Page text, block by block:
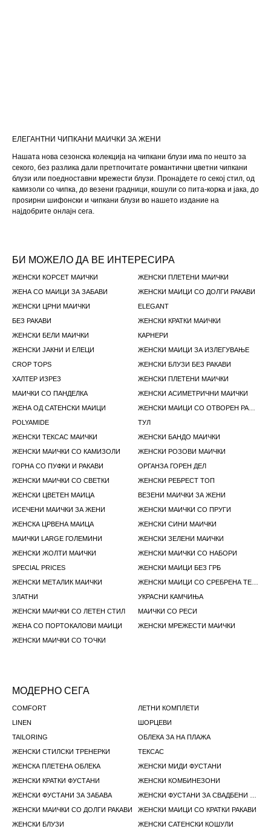
ЕЛЕГАНТНИ ЧИПКАНИ МАИЧКИ ЗА ЖЕНИ
Нашата нова сезонска колекција на чипкани блузи има по нешто за
секого, без разлика дали претпочитате романтични цветни чипкани
блузи или поедноставни мрежести блузи. Пронајдете го секој стил, од
камизоли со чипка, до везени градници, кошули со пита-корка и јака, до
проѕирни шифонски и чипкани блузи во нашето издание на
најдобрите онлајн сега.
БИ МОЖЕЛО ДА ВЕ ИНТЕРЕСИРА
ЖЕНСКИ КОРСЕТ МАИЧКИ
ЖЕНСКИ ПЛЕТЕНИ МАИЧКИ
ЖЕНА СО МАИЦИ ЗА ЗАБАВИ
ЖЕНСКИ МАИЦИ СО ДОЛГИ РАКАВИ
ЖЕНСКИ ЦРНИ МАИЧКИ
ELEGANT
БЕЗ РАКАВИ
ЖЕНСКИ КРАТКИ МАИЧКИ
ЖЕНСКИ БЕЛИ МАИЧКИ
КАРНЕРИ
ЖЕНСКИ ЈАКНИ И ЕЛЕЦИ
ЖЕНСКИ МАИЦИ ЗА ИЗЛЕГУВАЊЕ
CROP TOPS
ЖЕНСКИ БЛУЗИ БЕЗ РАКАВИ
ХАЛТЕР ИЗРЕЗ
ЖЕНСКИ ПЛЕТЕНИ МАИЧКИ
МАИЧКИ СО ПАНДЕЛКА
ЖЕНСКИ АСИМЕТРИЧНИ МАИЧКИ
ЖЕНА ОД САТЕНСКИ МАИЦИ
POLYAMIDE
ТУЛ
ЖЕНСКИ ТЕКСАС МАИЧКИ
ЖЕНСКИ БАНДО МАИЧКИ
ЖЕНСКИ МАИЧКИ СО КАМИЗОЛИ
ЖЕНСКИ РОЗОВИ МАИЧКИ
ГОРНА СО ПУФКИ И РАКАВИ
ОРГАНЗА ГОРЕН ДЕЛ
ЖЕНСКИ МАИЧКИ СО СВЕТКИ
ЖЕНСКИ РЕБРЕСТ ТОП
ЖЕНСКИ ЦВЕТЕН МАИЦА
ВЕЗЕНИ МАИЧКИ ЗА ЖЕНИ
ИСЕЧЕНИ МАИЧКИ ЗА ЖЕНИ
ЖЕНСКИ МАИЧКИ СО ПРУГИ
ЖЕНСКА ЦРВЕНА МАИЦА
ЖЕНСКИ СИНИ МАИЧКИ
МАИЧКИ LARGE ГОЛЕМИНИ
ЖЕНСКИ ЗЕЛЕНИ МАИЧКИ
ЖЕНСКИ ЖОЛТИ МАИЧКИ
ЖЕНСКИ МАИЧКИ СО НАБОРИ
SPECIAL PRICES
ЖЕНСКИ МАИЦИ БЕЗ ГРБ
ЖЕНСКИ МЕТАЛИК МАИЧКИ
ЗЛАТНИ
УКРАСНИ КАМЧИЊА
ЖЕНСКИ МАИЧКИ СО ЛЕТЕН СТИЛ
МАИЧКИ СО РЕСИ
ЖЕНА СО ПОРТОКАЛОВИ МАИЦИ
ЖЕНСКИ МРЕЖЕСТИ МАИЧКИ
ЖЕНСКИ МАИЧКИ СО ТОЧКИ
МОДЕРНО СЕГА
COMFORT
ЛЕТНИ КОМПЛЕТИ
LINEN
ШОРЦЕВИ
TAILORING
ОБЛЕКА ЗА НА ПЛАЖА
ЖЕНСКИ СТИЛСКИ ТРЕНЕРКИ
ТЕКСАС
ЖЕНСКА ПЛЕТЕНА ОБЛЕКА
ЖЕНСКИ МИДИ ФУСТАНИ
ЖЕНСКИ КРАТКИ ФУСТАНИ
ЖЕНСКИ КОМБИНЕЗОНИ
ЖЕНСКИ ФУСТАНИ ЗА ЗАБАВА
ЖЕНСКИ МАИЧКИ СО ДОЛГИ РАКАВИ
ЖЕНСКИ МАИЦИ СО КРАТКИ РАКАВИ
ЖЕНСКИ БЛУЗИ
ЖЕНСКИ САТЕНСКИ КОШУЛИ